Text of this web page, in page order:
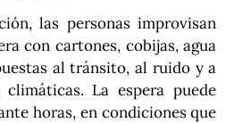
las personas improvisan
con cartones, cobijas, agua
al tránsito, al ruido y a
La espera puede
horas, en condiciones que